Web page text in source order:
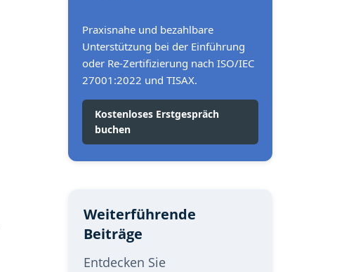
Praxisnahe und bezahlbare
Unterstützung bei der Einführung
oder Re-Zertifizierung nach ISO/IEC
27001:2022 und TISAX.
Kostenloses Erstgespräch
buchen
Weiterführende
Beiträge
Entdecken Sie